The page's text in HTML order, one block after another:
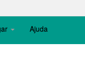
Ajuda